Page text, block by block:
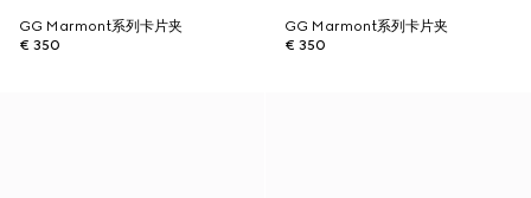
GG Marmont系列卡片夹
€ 350
GG Marmont系列卡片夹
€ 350